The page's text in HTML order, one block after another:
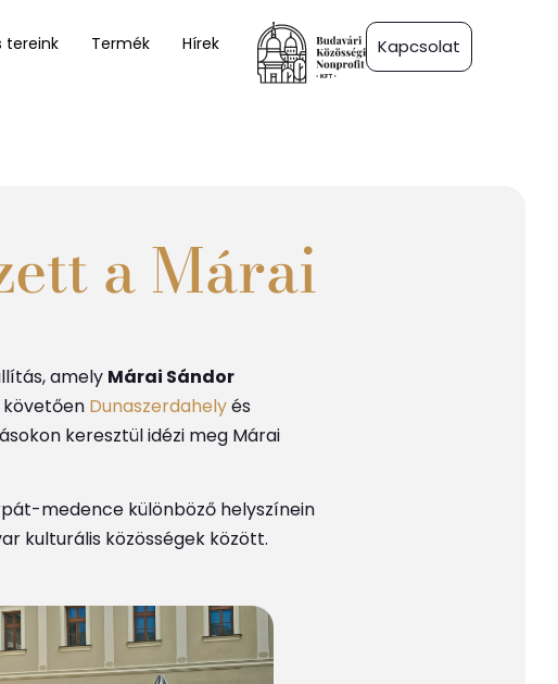
tereink Termék
Hírek
Kapcsolat
a Márai
amely Márai Sándor
követően Dunaszerdahelyés
keresztül idézi meg Márai
medence különböző helyszínein
kulturális közösségek között.